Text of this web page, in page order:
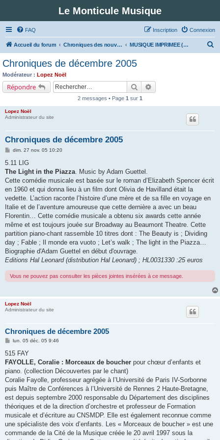
Le Monticule Musique
FAQ Connexion
Inscription
Accueil du forum Chroniques des nouveautés musicales : Pour voir les visuels des notices vous devez vous enregistrer. MUSIQUE IMPRIMEE (Classe 5 - Musiques fonctionnelles)
Chroniques de décembre 2005
Modérateur : Lopez Noël
Répondre Rechercher
2 messages • Page 1 sur 1
Lopez Noël
Administrateur du site
Chroniques de décembre 2005
M
s
a
g
dim. 27 nov. 05 10:20
5.11 LIG
The Light in the Piazza . Music by Adam Guettel.
Cette comédie musicale est basée sur le roman d’Elizabeth Spencer écrit
en 1960 et qui donna lieu à un film dont Olivia de Havilland était la
vedette. L’action raconte l’histoire d’une mère et de sa fille en voyage en
Italie et de l’aventure amoureuse que cette dernière a avec un beau
Florentin… Cette comédie musicale a obtenu six awards cette année
même et est toujours jouée sur Broadway au Beaumont Theatre. Cette
partition piano-chant rassemble 10 titres dont : The Beauty is ; Dividing
day ; Fable ; Il monde era vuoto ; Let’s walk ; The light in the Piazza…
Biographie d'Adam Guettel en début d'ouvrage.
Editions Hal Leonard (distribution Hal Leonard) ; HL0031330 :25 euros
Vous ne pouvez pas consulter les pièces jointes insérées à ce message.
Lopez Noël
Administrateur du site
Chroniques de décembre 2005
M
s
a
g
lun. 05 déc. 05 9:46
515 FAY
FAYOLLE, Coralie : Morceaux de boucher pour chœur d’enfants et
piano. (collection Découvertes par le chant)
Coralie Fayolle, professeur agrégée à l’Université de Paris IV-Sorbonne
puis Maître de Conférences à l’Université de Rennes 2 Haute-Bretagne,
est depuis septembre 2000 responsable du Département des disciplines
théoriques et de la direction d’orchestre et professeur de Formation
musicale et d’écriture au CNSMDP. Elle est également reconnue comme
une spécialiste des voix d’enfants. Les « Morceaux de boucher » est une
commande de la Cité de la Musique créée le 20 avril 1997 sous la